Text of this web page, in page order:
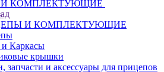
КОМПЛЕКТУЮЩИЕ
И КОМПЛЕКТУЮЩИЕ
Каркасы
крышки
запчасти и аксессуары для прицепов